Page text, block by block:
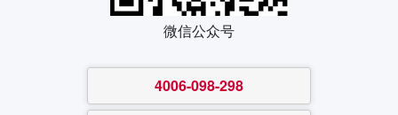
微信公众号
4006-098-298